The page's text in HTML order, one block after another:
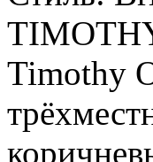
Timothy